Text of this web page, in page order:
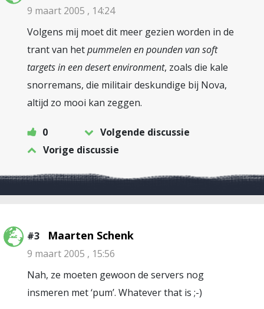
9 maart 2005 , 14:24
Volgens mij moet dit meer gezien worden in de
trant van hetpummelen en pounden van soft
targets in een desert environment, zoals die kale
snorremans, die militair deskundige bij Nova,
altijd zo mooi kan zeggen.
0
Volgende discussie
Vorige discussie
#3 Maarten Schenk
9 maart 2005 , 15:56
Nah, ze moeten gewoon de servers nog
insmeren met ‘pum’. Whatever that is ;-)